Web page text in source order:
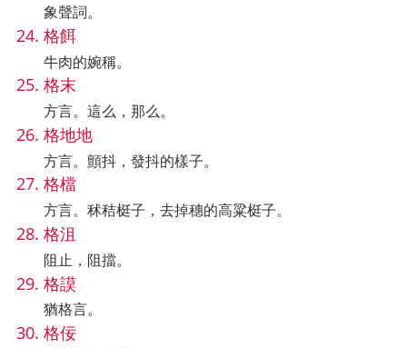
象聲詞。
格餌
牛肉的婉稱。
格末
方言。這么，那么。
格地地
方言。顫抖，發抖的樣子。
格檔
方言。秫秸梃子，去掉穗的高粱梃子。
格沮
阻止，阻擋。
格謨
猶格言。
格佞